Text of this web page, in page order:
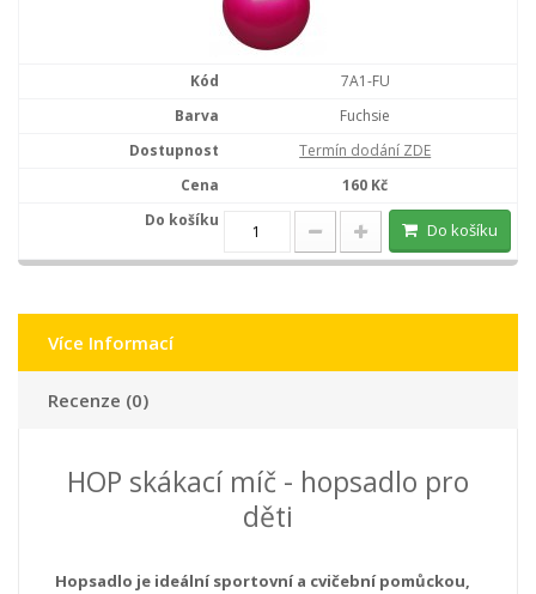
7A1-FU
Fuchsie
Termín dodání ZDE
160 Kč
Do košíku
Více Informací
Recenze (0)
HOP skákací míč - hopsadlo pro
děti
Hopsadlo je ideální sportovní a cvičební pomůckou,